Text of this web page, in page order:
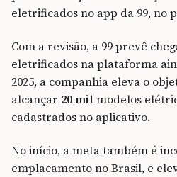
eletrificados no app da 99, no
Com a revisão, a 99 prevê
eletrificados na plataforma
2025, a companhia eleva o
alcançar 20 milmodelos
cadastrados no aplicativo.
No início, a meta também é
emplacamento no Brasil, e